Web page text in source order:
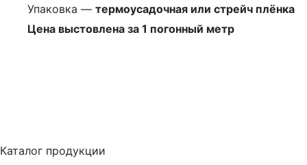
Упаковка — термоусадочная или стрейч плёнка
Цена выстовлена за 1 погонный метр
Каталог продукции